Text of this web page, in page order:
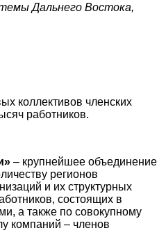
Дальнего Востока,
коллективов членских
работников.
– крупнейшее объединение
регионов
и их структурных
состоящих в
а также по совокупному
компаний – членов